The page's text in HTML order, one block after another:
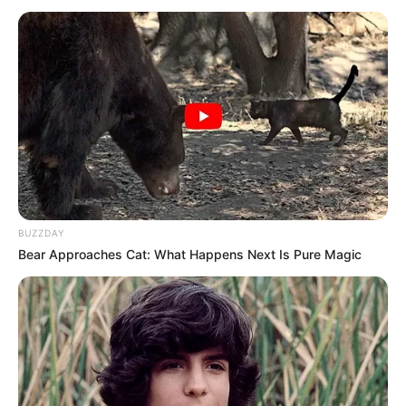
Ministério Público reage contra tentativa de prefeitura de
reter recursos destinados ao pagamento dos salários dos agentes
de saúde.
—Foto: JASB/Samuel Camêlo.
Ministério Público ajuíza ação para assegurar pagamento do
piso salarial a agentes comunitários de saúde.
Publicadono JASBem .outubro.2022. Atualizadoem
31.outubro .2022.
Grupos no WhatsApp | AMedida prolatada pela magistrada obriga
a Prefeitura de Urucurituba a pagar o valor de R$ 2.424,00
aos
agentes comunitários de saúde
BUZZDAY
Bear Approaches Cat: What Happens Next Is Pure Magic